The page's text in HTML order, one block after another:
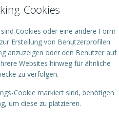
Cookies
Cookies oder eine andere Form
Erstellung von Benutzerprofilen
anzuzeigen oder den Benutzer auf
Websites hinweg für ähnliche
zu verfolgen.
Cookie markiert sind, benötigen
um diese zu platzieren.